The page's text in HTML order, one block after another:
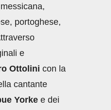
portoghese,
e
Ottolini con la
cantante
Yorke e dei